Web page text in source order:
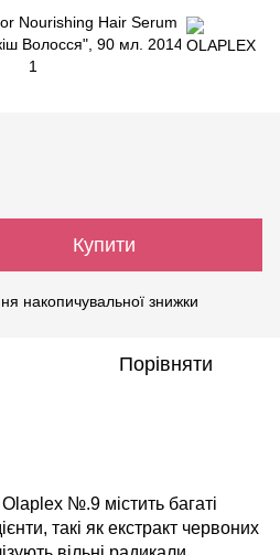
Купити
накопичувальної знижки
Порівняти
Olaplex №.9 містить багаті
, такі як екстракт червоних